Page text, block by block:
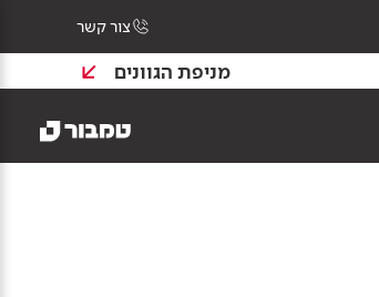
צור קשר
מניפת הגוונים